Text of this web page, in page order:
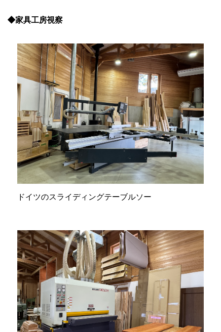
◆家具工房視察
ドイツのスライディングテーブルソー